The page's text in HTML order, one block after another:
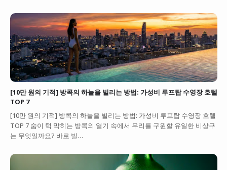
[10만 원의 기적] 방콕의 하늘을 빌리는 방법: 가성비 루프탑 수영장 호텔
TOP 7
[10만 원의 기적] 방콕의 하늘을 빌리는 방법: 가성비 루프탑 수영장 호텔
TOP 7 숨이 턱 막히는 방콕의 열기 속에서 우리를 구원할 유일한 비상구
는 무엇일까요? 바로 빌…